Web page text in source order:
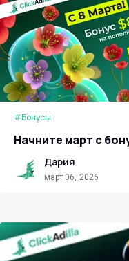
#Бонусы
Начните март с
Дария
март 06, 2026